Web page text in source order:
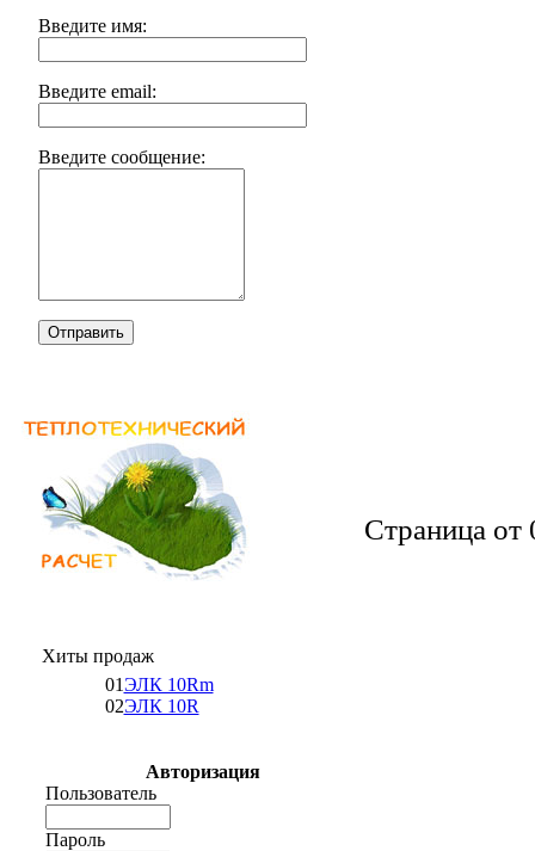
Введите имя:
Введите email:
Введите сообщение:
Отправить
Хиты продаж
01ЭЛК 10Rm
02ЭЛК 10R
Авторизация
Пользователь
Пароль
Страница от